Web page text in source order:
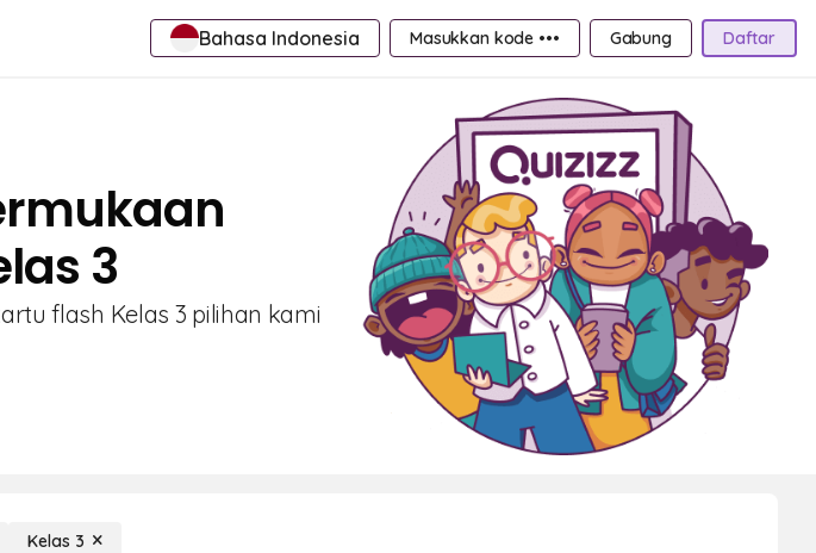
Bahasa Indonesia Masukkan kode ••• Gabung Daftar
3
flash Kelas 3 pilihan kami
Kelas 3